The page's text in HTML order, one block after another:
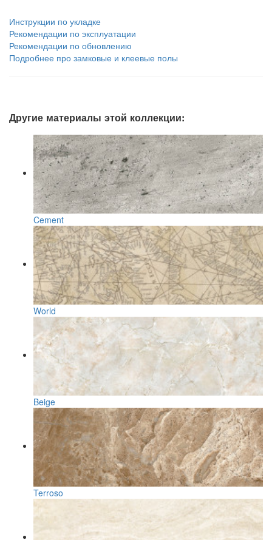
Инструкции по укладке
Рекомендации по эксплуатации
Рекомендации по обновлению
Подробнее про замковые и клеевые полы
Другие материалы этой коллекции:
Cement
World
Beige
Terroso